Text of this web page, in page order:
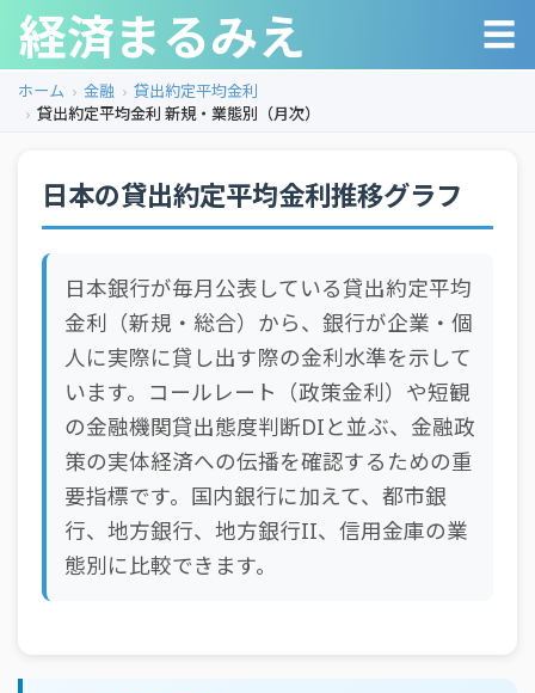
経済まるみえ ☰
ホーム 金融
貸出約定平均金利
貸出約定平均金利 新規・業態別（月次）
日本の貸出約定平均金利推移グラフ
日本銀行が毎月公表している貸出約定平均
金利（新規・総合）から、銀行が企業・個
人に実際に貸し出す際の金利水準を示して
います。コールレート（政策金利）や短観
の金融機関貸出態度判断DIと並ぶ、金融政
策の実体経済への伝播を確認するための重
要指標です。国内銀行に加えて、都市銀
行、地方銀行、地方銀行II、信用金庫の業
態別に比較できます。